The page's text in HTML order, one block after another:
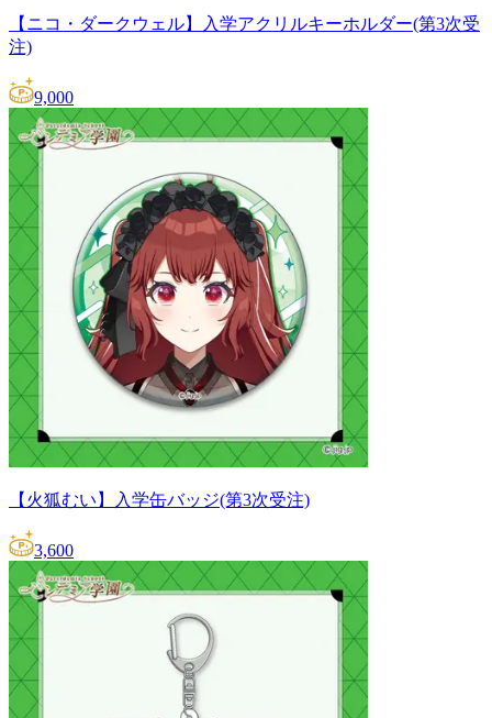
【ニコ・ダークウェル】入学アクリルキーホルダー(第3次受
注)
9,000
【火狐むい】入学缶バッジ(第3次受注)
3,600